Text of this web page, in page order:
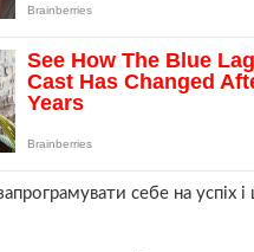
себе на успіх і